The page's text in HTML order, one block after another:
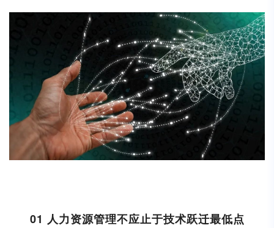
01 人力资源管理不应止于技术跃迁最低点